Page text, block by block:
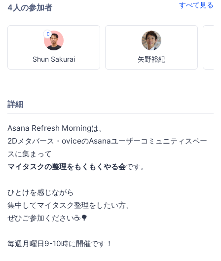
4人の参加者 すべて見る
Shun Sakurai 矢野裕紀
詳細
Asana Refresh Morningは、
2Dメタバース・oviceのAsanaユーザーコミュニティスペー
スに集まって
マイタスクの整理をもくもくやる会です。
ひとけを感じながら
集中してマイタスク整理をしたい方、
ぜひご参加ください☕🌳
毎週月曜日9-10時に開催です！